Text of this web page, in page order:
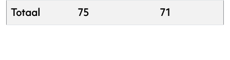
Totaal
75 71